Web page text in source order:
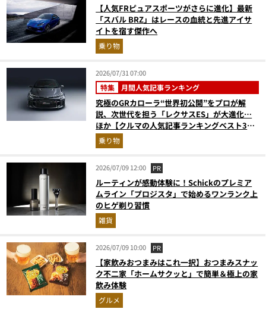
【人気FRピュアスポーツがさらに進化】最新
「スバル BRZ」はレースの血統と先進アイサ
イトを宿す傑作へ
乗り物
2026/07/31 07:00
特集 月間人気記事ランキング
究極のGRカローラ“世界初公開”をプロが解
説、次世代を担う「レクサスES」が大進化…
ほか【クルマの人気記事ランキングベスト3】
（2026年6月版）
乗り物
2026/07/09 12:00 PR
ルーティンが感動体験に！Schickのプレミア
ムライン「プロジスタ」で始めるワンランク上
のヒゲ剃り習慣
雑貨
2026/07/09 10:00 PR
【家飲みおつまみはこれ一択】おつまみスナッ
ク不二家「ホームサクッと」で簡単＆極上の家
飲み体験
グルメ